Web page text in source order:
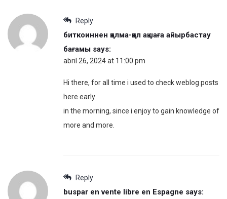
Reply
биткоиннен қолма-қол ақшаға айырбастау
бағамы says:
abril 26, 2024 at 11:00 pm
Hi there, for all time i used to check weblog posts
here early
in the morning, since i enjoy to gain knowledge of
more and more.
Reply
buspar en vente libre en Espagne says: